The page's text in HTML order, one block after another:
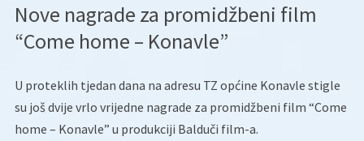
Nove nagrade za promidžbeni film
“Come home – Konavle”
U proteklih tjedan dana na adresu TZ općine Konavle stigle
su još dvije vrlo vrijedne nagrade za promidžbeni film “Come
home – Konavle” u produkciji Balduči film-a.